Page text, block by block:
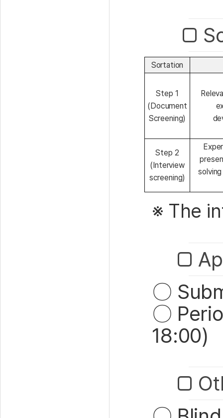
□
Sortation
Step 1
(Document
Screening)
Step 2
(Interview
screening)
※ The
□
〇
〇
18:00)
□